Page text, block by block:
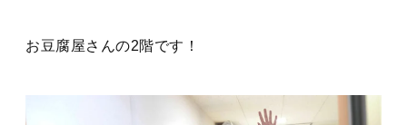
お豆腐屋さんの2階です！